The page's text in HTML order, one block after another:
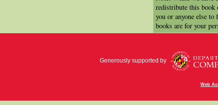
redistribute this book
you or anyone else
books are for your
Generously supported by
Web